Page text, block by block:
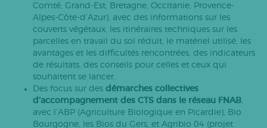
Comté, Grand-Est, Bretagne, Occitanie, Provence-
Alpes-Côte-d’Azur), avec des informations sur les
couverts végétaux, les itinéraires techniques sur les
parcelles en travail du sol réduit, le matériel utilisé, les
avantages et les difficultés rencontrées, des indicateurs
de résultats, des conseils pour celles et ceux qui
souhaitent se lancer.
Des focus sur des démarches collectives
d’accompagnement des CTS dans le réseau FNAB
avec l’ABP (Agriculture Biologique en Picardie), Bio
Bourgogne, les Bios du Gers, et Agribio 04 (projet